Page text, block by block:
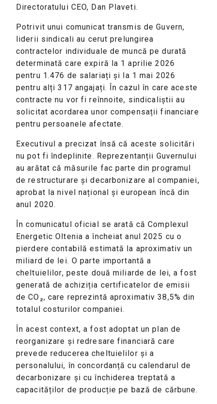
Directoratului CEO, Dan Plaveti.
Potrivit unui comunicat transmis de Guvern,
liderii sindicali au cerut prelungirea
contractelor individuale de muncă pe durată
determinată care expiră la 1 aprilie 2026
pentru 1.476 de salariați și la 1 mai 2026
pentru alți 317 angajați. În cazul în care aceste
contracte nu vor fi reînnoite, sindicaliștii au
solicitat acordarea unor compensații financiare
pentru persoanele afectate.
Executivul a precizat însă că aceste solicitări
nu pot fi îndeplinite. Reprezentanții Guvernului
au arătat că măsurile fac parte din programul
de restructurare și decarbonizare al companiei,
aprobat la nivel național și european încă din
anul 2020.
În comunicatul oficial se arată că Complexul
Energetic Oltenia a încheiat anul 2025 cu o
pierdere contabilă estimată la aproximativ un
miliard de lei. O parte importantă a
cheltuielilor, peste două miliarde de lei, a fost
generată de achiziția certificatelor de emisii
de CO₂, care reprezintă aproximativ 38,5% din
totalul costurilor companiei.
În acest context, a fost adoptat un plan de
reorganizare și redresare financiară care
prevede reducerea cheltuielilor și a
personalului, în concordanță cu calendarul de
decarbonizare și cu închiderea treptată a
capacităților de producție pe bază de cărbune.